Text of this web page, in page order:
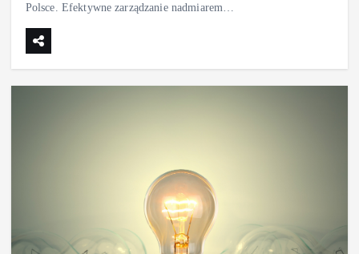
Polsce. Efektywne zarządzanie nadmiarem…